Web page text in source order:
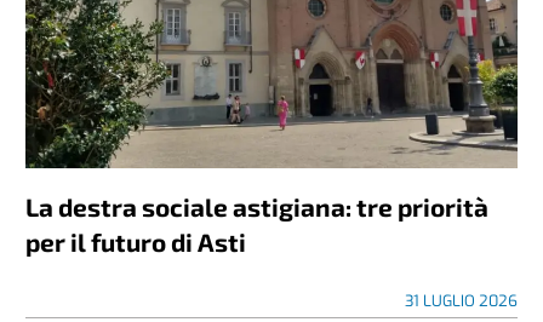
La destra sociale astigiana: tre priorità
per il futuro di Asti
31 LUGLIO 2026